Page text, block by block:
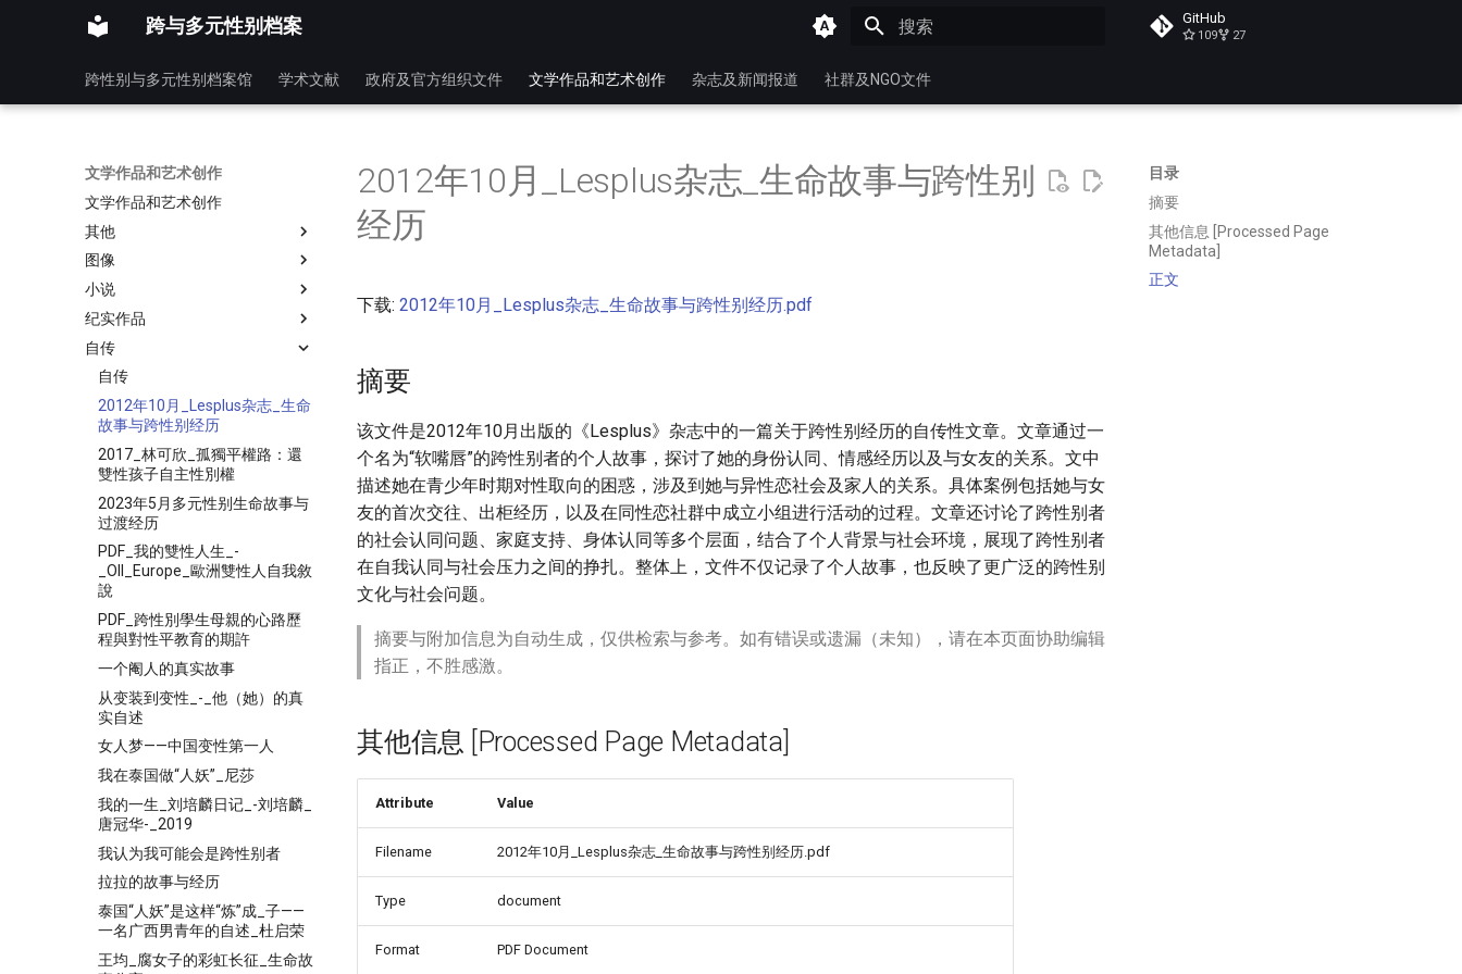
跨与多元性别档案 GitHub
109 27
跨性别与多元性别档案馆 学术文献 政府及官方组织文件 文学作品和艺术创作 杂志及新闻报道 社群及NGO文件
文学作品和艺术创作
文学作品和艺术创作
其他
图像
小说
纪实作品
自传
自传
2012年10月_Lesplus杂志_生命
故事与跨性别经历
2017_林可欣_孤獨平權路：還
雙性孩子自主性別權
2023年5月多元性别生命故事与
过渡经历
PDF_我的雙性人生_-
_OII_Europe_歐洲雙性人自我敘
說
PDF_跨性別學生母親的心路歷
程與對性平教育的期許
一个阉人的真实故事
从变装到变性_-_他（她）的真
实自述
女人梦——中国变性第一人
我在泰国做“人妖”_尼莎
我的一生_刘培麟日记_-刘培麟_
唐冠华-_2019
我认为我可能会是跨性别者
拉拉的故事与经历
泰国“人妖”是这样“炼”成_子——
一名广西男青年的自述_杜启荣
王均_腐女子的彩虹长征_生命故
目录
摘要
其他信息 [Processed Page
Metadata]
正文
2012年10月_Lesplus杂志_生命故事与跨性别
经历
下载: 2012年10月_Lesplus杂志_生命故事与跨性别经历.pdf
摘要
该文件是2012年10月出版的《Lesplus》杂志中的一篇关于跨性别经历的自传性文章。文章通过一
个名为“软嘴唇”的跨性别者的个人故事，探讨了她的身份认同、情感经历以及与女友的关系。文中
描述她在青少年时期对性取向的困惑，涉及到她与异性恋社会及家人的关系。具体案例包括她与女
友的首次交往、出柜经历，以及在同性恋社群中成立小组进行活动的过程。文章还讨论了跨性别者
的社会认同问题、家庭支持、身体认同等多个层面，结合了个人背景与社会环境，展现了跨性别者
在自我认同与社会压力之间的挣扎。整体上，文件不仅记录了个人故事，也反映了更广泛的跨性别
文化与社会问题。
摘要与附加信息为自动生成，仅供检索与参考。如有错误或遗漏（未知），请在本页面协助编辑
指正，不胜感激。
其他信息 [Processed Page Metadata]
Attribute Value
Filename 2012年10月_Lesplus杂志_生命故事与跨性别经历.pdf
Type document
Format PDF Document